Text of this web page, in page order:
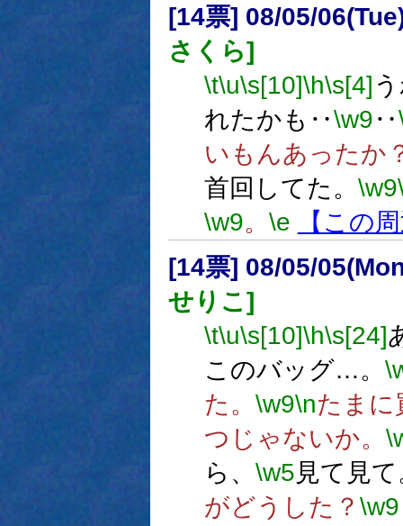
[14票] 08/05/
さくら]
\t\u\s[10]\h\s[4]
れたかも‥\w9‥
いもんあったか
首回してた。 \w9
\w9。 \e
【この
[14票] 08/05/
せりこ]
\t\u\s[10]\h\s[24]
このバッグ…。
た。 \w9\nたまに
つじゃないか。
ら、 \w5 見て見
がどうした？ \w9